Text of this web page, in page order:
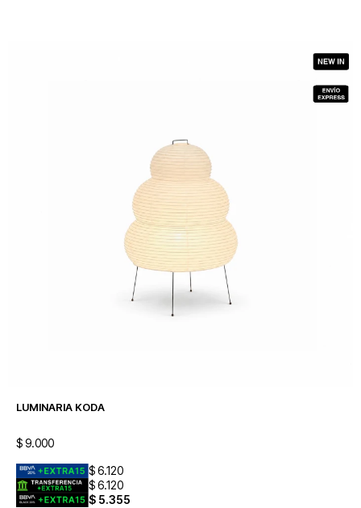
LUMINARIA KODA
$9.000
$6.120
$6.120
$ 5.355